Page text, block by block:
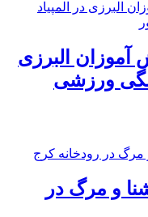
البرزی
ورزشی
و مرگ در